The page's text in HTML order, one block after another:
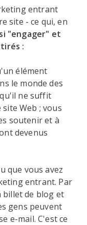
entrant
site - ce qui, en
"engager" et
:
élément
le monde des
ne suffit
Web ; vous
soutenir et à
devenus
que vous avez
entrant. Par
billet de blog et
gens peuvent
e-mail. C'est ce